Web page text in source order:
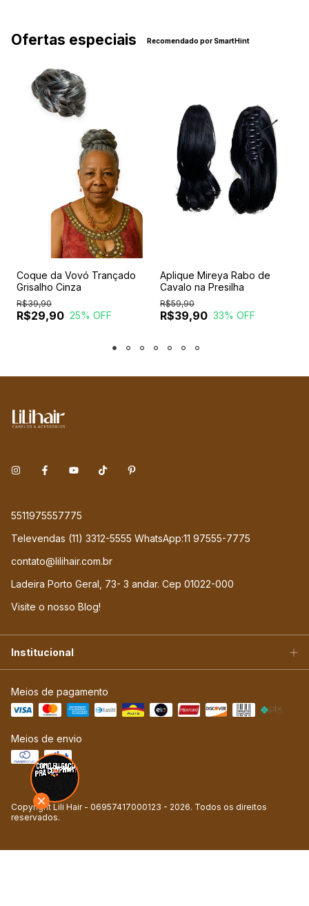
Ofertas especiais Recomendado por SmartHint
Coque da Vovó Trançado
Grisalho Cinza
R$29,90
R$39,90
25% OFF
Aplique Mireya Rabo de
Cavalo na Presilha
R$39,90
R$59,90
33% OFF
5511975557775
Televendas (11) 3312-5555 WhatsApp:11 97555-7775
contato@lilihair.com.br
Ladeira Porto Geral, 73- 3 andar. Cep 01022-000
Visite o nosso Blog!
Institucional
Meios de pagamento
Meios de envio
Copyright Lili Hair - 06957417000123 - 2026. Todos os direitos
reservados.